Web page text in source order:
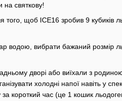
на святкову!
того, щоб ICE16 зробив 9 кубиків
водою, вибрати бажаний розмір
дворі або виїхали з
холодні напої навіть у
за короткий час (це 1 кошик